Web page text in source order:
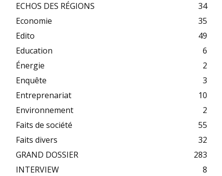
ECHOS DES RÉGIONS
34
Economie
35
Edito
49
Education
6
Énergie
2
Enquête
3
Entreprenariat
10
Environnement
2
Faits de société
55
Faits divers
32
GRAND DOSSIER
283
INTERVIEW
8